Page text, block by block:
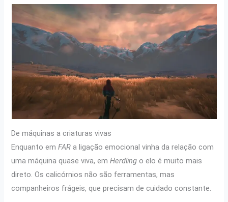
De máquinas a criaturas vivas
Enquanto emFAR a ligação emocional vinha da relação com
uma máquina quase viva, emHerdling o elo é muito mais
direto. Os calicórnios não são ferramentas, mas
companheiros frágeis, que precisam de cuidado constante.